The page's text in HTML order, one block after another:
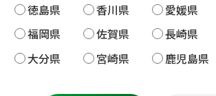
徳島県
香川県 愛媛県
福岡県
佐賀県 長崎県
大分県
宮崎県 鹿児島県